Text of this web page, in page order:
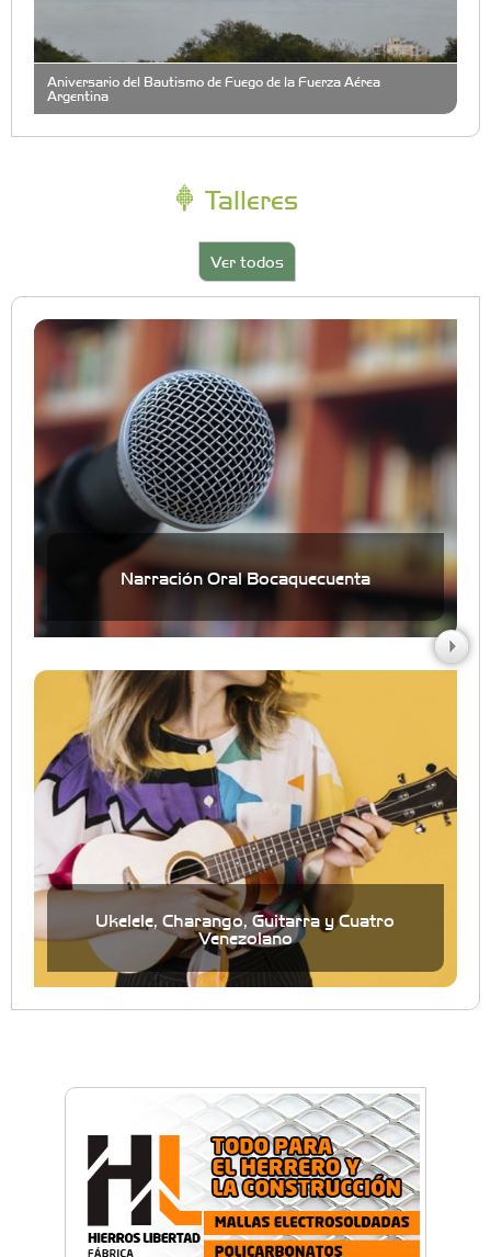
Aniversario del Bautismo de Fuego de la Fuerza Aérea
Argentina
Talleres
Ver todos
Narración Oral Bocaquecuenta
Ukelele, Charango, Guitarra y Cuatro
Venezolano